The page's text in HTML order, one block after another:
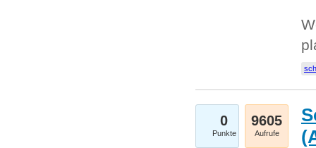
0
Punkte
9605
Aufrufe